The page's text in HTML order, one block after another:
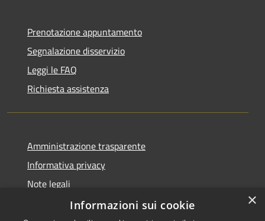
Prenotazione appuntamento
Segnalazione disservizio
Leggi le FAQ
Richiesta assistenza
Amministrazione trasparente
Informativa privacy
Note legali
Dichiarazione di accessibilità
×
Informazioni sui cookie